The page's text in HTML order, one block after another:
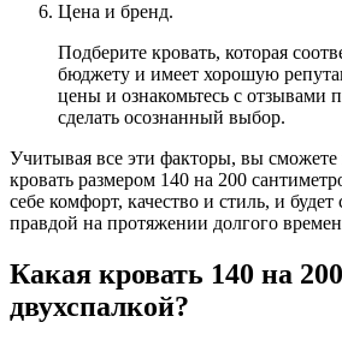
Цена и бренд.
Подберите кровать, которая
бюджету и имеет хорошую
цены и ознакомьтесь с отзывами
сделать осознанный выбор.
Учитывая все эти факторы, вы
кровать размером 140 на 200
себе комфорт, качество и стиль, и
правдой на протяжении долгого
Какая кровать 140 на
двухспалкой?